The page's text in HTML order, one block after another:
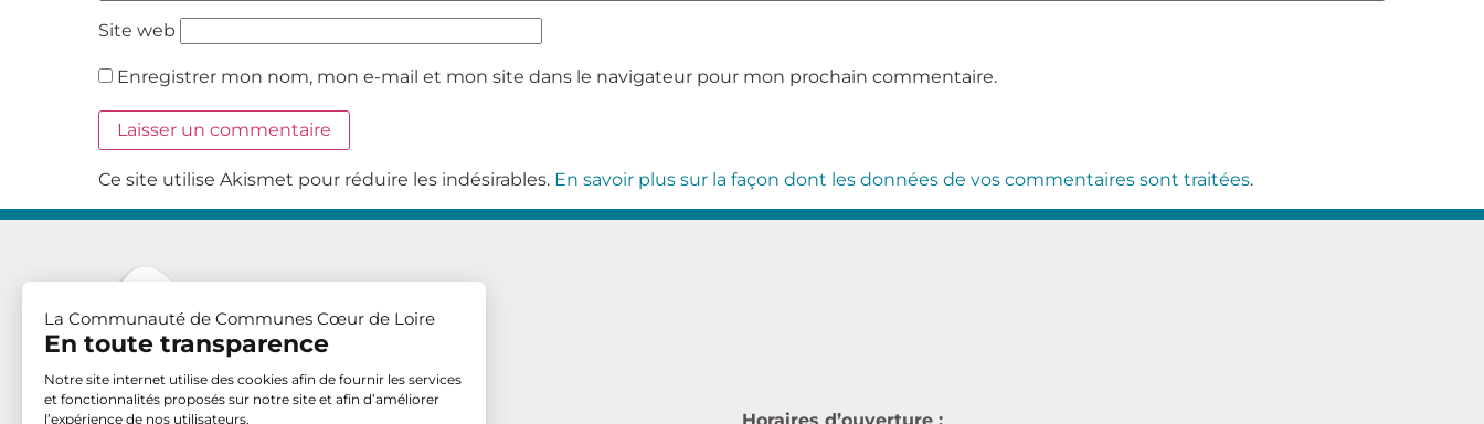
Site web
Enregistrer mon nom, mon e-mail et mon site dans le navigateur pour mon prochain commentaire.
Ce site utilise Akismet pour réduire les indésirables. En savoir plus sur la façon dont les données de vos commentaires sont traitées.
La Communauté de Communes Cœur de Loire
En toute transparence
Notre site internet utilise des cookies afin de fournir les services
et fonctionnalités proposés sur notre site et afin d’améliorer
l’expérience de nos utilisateurs.